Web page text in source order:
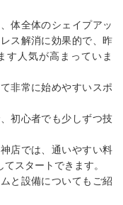
体全体のシェイプアッ
ス解消に効果的で、昨
す人気が高まっていま
非常に始めやすいスポ
初心者でも少しずつ技
店では、通いやすい料
スタートできます。
と設備についてもご紹